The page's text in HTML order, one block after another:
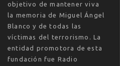
objetivo de mantener viva
la memoria de Miguel Ángel
Blanco y de todas las
víctimas del terrorismo. La
entidad promotora de esta
fundación fue Radio